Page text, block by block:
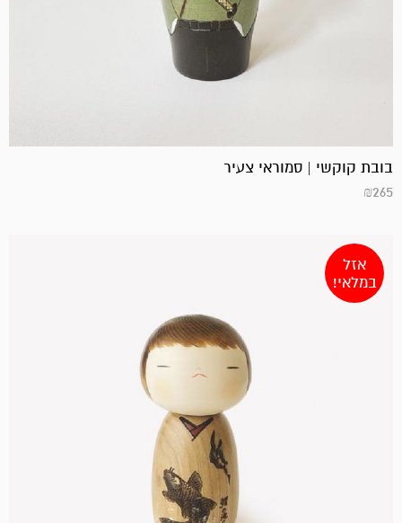
בובת קוקשי | סמוראי צעיר
₪265
אזל
במלאי!